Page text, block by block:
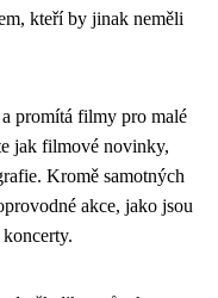
kteří by jinak neměli
promítá filmy pro malé
jak filmové novinky,
Kromě samotných
akce, jako jsou